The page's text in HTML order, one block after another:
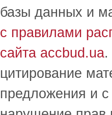
базы данных и
с правилами
сайта accbud.ua.
цитирование
предложения и